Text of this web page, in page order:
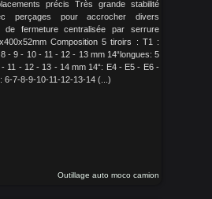
précis Très grande stabilité
perçages pour accrocher divers
de fermeture centralisée par serrure
Composition 5 tiroirs : T1 :
- 9 - 10 - 11 - 12 - 13 mm 14“longues: 5
11 - 12 - 13 - 14 mm 14“: E4 - E5 - E6 -
6-7-8-9-10-11-12-13-14 (...)
Outillage auto moco camion